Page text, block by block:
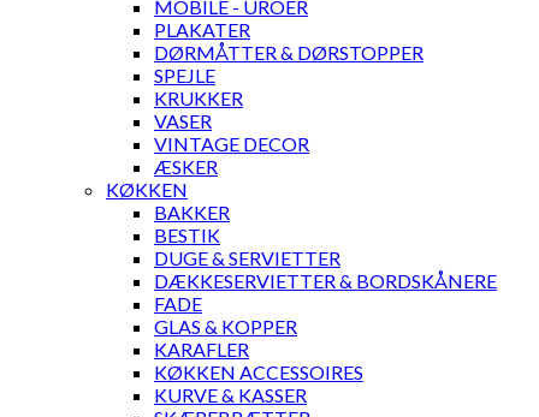
MOBILE - UROER
PLAKATER
DØRMÅTTER & DØRSTOPPER
SPEJLE
KRUKKER
VASER
VINTAGE DECOR
ÆSKER
KØKKEN
BAKKER
BESTIK
DUGE & SERVIETTER
DÆKKESERVIETTER & BORDSKÅNERE
FADE
GLAS & KOPPER
KARAFLER
KØKKEN ACCESSOIRES
KURVE & KASSER